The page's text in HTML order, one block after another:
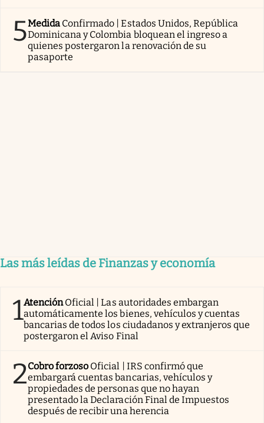
5Medida Confirmado | Estados Unidos, República
Dominicana y Colombia bloquean el ingreso a
quienes postergaron la renovación de su
pasaporte
Las más leídas de Finanzas y economía
1AtenciónOficial | Las autoridades embargan
automáticamente los bienes, vehículos y cuentas
bancarias de todos los ciudadanos y extranjeros que
postergaron el Aviso Final
2Cobro forzoso Oficial | IRS confirmó que
embargará cuentas bancarias, vehículos y
propiedades de personas que no hayan
presentado la Declaración Final de Impuestos
después de recibir una herencia